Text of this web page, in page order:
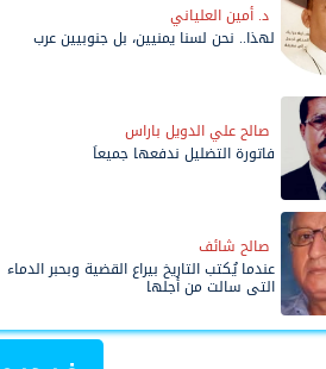
د. أمين العلياني
لهذا.. نحن لسنا يمنيين، بل جنوبيين عرب
صالح علي الدويل باراس
فاتورة التضليل ندفعها جميعاً
صالح شائف
عندما يُكتب التاريخ بيراع القضية وبحبر الدماء
التي سالت من أجلها